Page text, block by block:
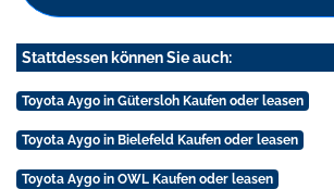
Stattdessen können Sie auch:
Toyota Aygo in Gütersloh Kaufen oder leasen
Toyota Aygo in Bielefeld Kaufen oder leasen
Toyota Aygo in OWL Kaufen oder leasen